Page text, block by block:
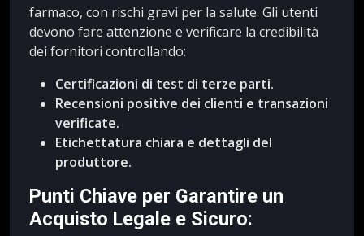
farmaco, con rischi gravi per la salute. Gli utenti
devono fare attenzione e verificare la credibilità
dei fornitori controllando:
Certificazioni di test di terze parti.
Recensioni positive dei clienti e transazioni
verificate.
Etichettatura chiara e dettagli del
produttore.
Punti Chiave per Garantire un
Acquisto Legale e Sicuro: